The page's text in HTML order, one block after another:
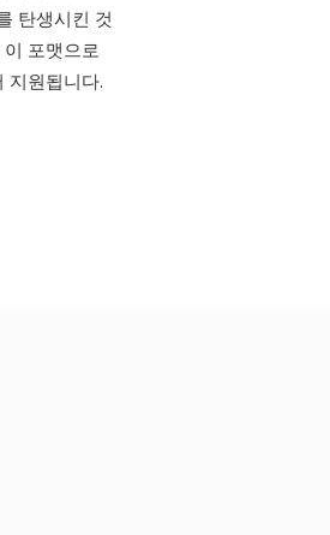
탄생시킨 것
포맷으로
지원됩니다.